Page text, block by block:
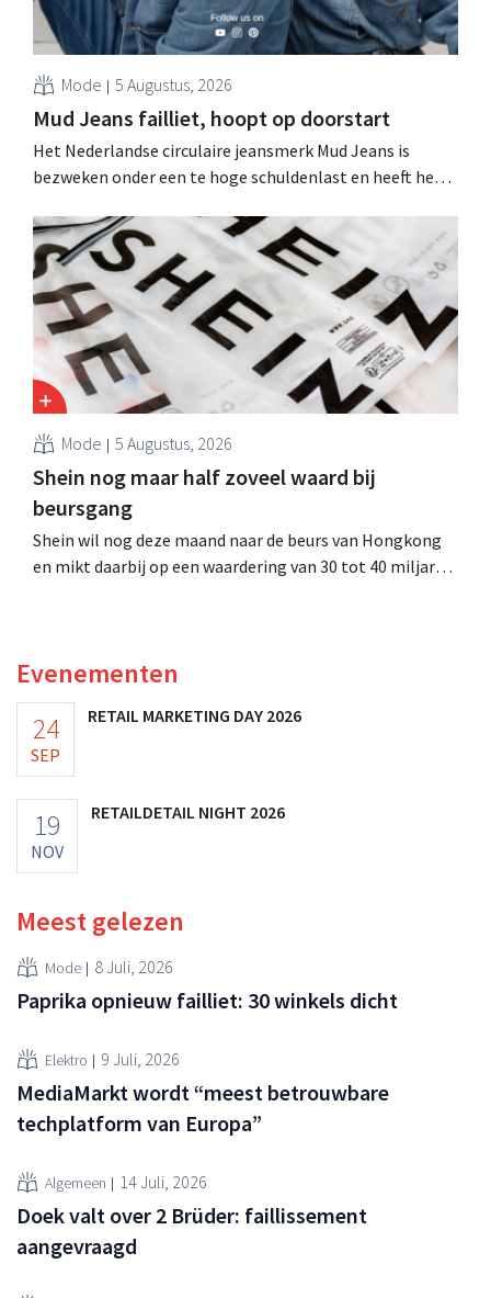
Mode 5 Augustus, 2026
Mud Jeans failliet, hoopt op doorstart
Het Nederlandse circulaire jeansmerk Mud Jeans is
bezweken onder een te hoge schuldenlast en heeft het
evenwel dat het verhaal hiermee niet eindigt.
Mode 5 Augustus, 2026
Shein nog maar half zoveel waard bij
beursgang
Shein wil nog deze maand naar de beurs van Hongkong
en mikt daarbij op een waardering van 30 tot 40 miljard
Evenementen
24
SEP
RETAIL MARKETING DAY 2026
19
NOV
RETAILDETAIL NIGHT 2026
Meest gelezen
Mode 8 Juli, 2026
Paprika opnieuw failliet: 30 winkels dicht
Elektro 9 Juli, 2026
MediaMarkt wordt “meest betrouwbare
techplatform van Europa”
Algemeen 14 Juli, 2026
Doek valt over 2 Brüder: faillissement
aangevraagd